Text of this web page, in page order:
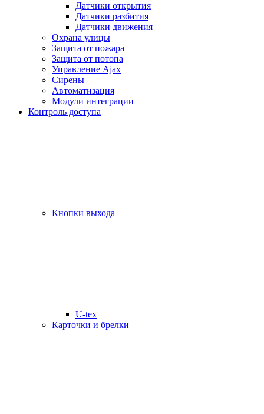
Датчики открытия
Датчики разбития
Датчики движения
Охрана улицы
Защита от пожара
Защита от потопа
Управление Ajax
Сирены
Автоматизация
Модули интеграции
Контроль доступа
Кнопки выхода
U-tex
Карточки и брелки